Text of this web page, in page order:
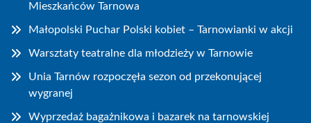
Mieszkańców Tarnowa
Małopolski Puchar Polski kobiet – Tarnowianki w akcji
Warsztaty teatralne dla młodzieży w Tarnowie
Unia Tarnów rozpoczęła sezon od przekonującej
wygranej
Wyprzedaż bagażnikowa i bazarek na tarnowskiej